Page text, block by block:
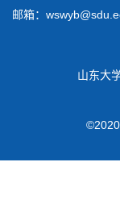
邮箱：
山东大
©2020